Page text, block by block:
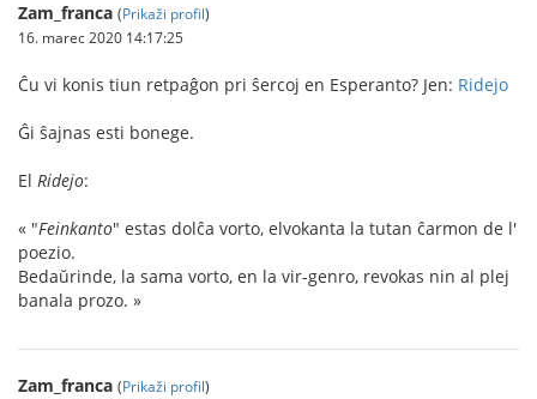
Zam_franca (Prikaži profil)
16. marec 2020 14:17:25
Ĉu vi konis tiun retpaĝon pri ŝercoj en Esperanto? Jen: Ridejo
Ĝi ŝajnas esti bonege.
El Ridejo:
« "Feinkanto" estas dolĉa vorto, elvokanta la tutan ĉarmon de l'
poezio.
Bedaŭrinde, la sama vorto, en la vir-genro, revokas nin al plej
banala prozo. »
Zam_franca (Prikaži profil)